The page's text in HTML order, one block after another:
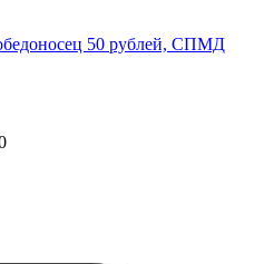
50 рублей, СПМД